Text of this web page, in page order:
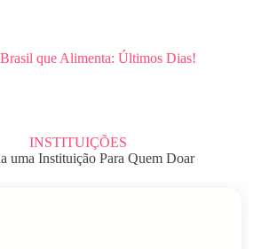
que Alimenta: Últimos Dias!
INSTITUIÇÕES
uma Instituição Para Quem Doar